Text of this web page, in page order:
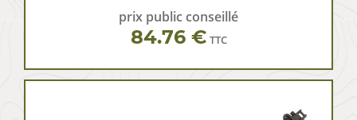
prix public conseillé
84.76 € TTC